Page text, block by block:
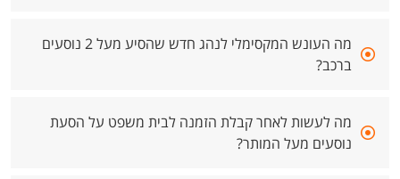
מה העונש המקסימלי לנהג חדש שהסיע מעל 2 נוסעים
ברכב?
מה לעשות לאחר קבלת הזמנה לבית משפט על הסעת
נוסעים מעל המותר?